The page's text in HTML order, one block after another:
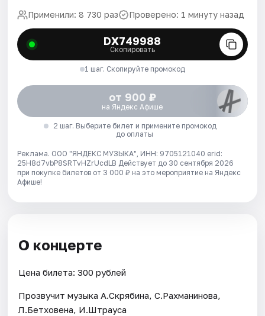
Применили: 8 730 раз Проверено: 1 минуту назад
DX749988
Скопировать
1 шаг. Скопируйте промокод
от 900 ₽
на Яндекс Афише
2 шаг. Выберите билет и примените промокод
до оплаты
Реклама. ООО "ЯНДЕКС МУЗЫКА", ИНН: 9705121040 erid:
25H8d7vbP8SRTvHZrUcdLB Действует до 30 сентября 2026
при покупке билетов от 3 000 ₽ на это мероприятие на Яндекс
Афише!
О концерте
Цена билета: 300 рублей
Прозвучит музыка А.Скрябина, С.Рахманинова,
Л.Бетховена, И.Штрауса